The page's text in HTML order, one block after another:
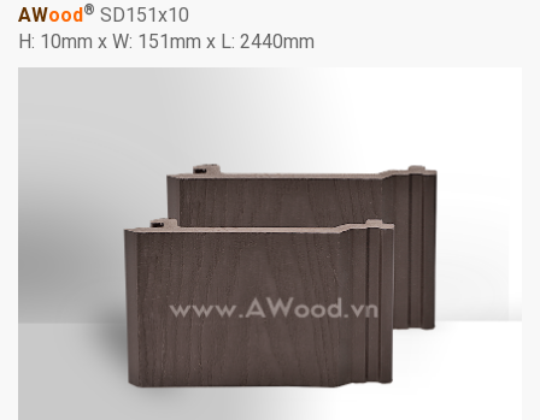
AWood ® SD151x10
H: 10mm x W: 151mm x L: 2440mm